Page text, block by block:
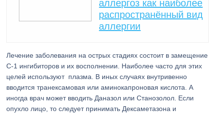
аллергоз как наиболее
распространённый вид
аллергии
Лечение заболевания на острых стадиях состоит в замещение
С-1 ингибиторов и их восполнении. Наиболее часто для этих
целей используют плазма. В иных случаях внутривенно
вводится транексамовая или аминокапроновая кислота. А
иногда врач может вводить Даназол или Станозолол. Если
опухло лицо, то следует принимать Дексаметазона и